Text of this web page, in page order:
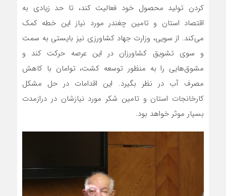
کردن تولید محصول خود فعالیت کند، تا حد زیادی به
اقتصاد استان و تامین چغندر مورد نیاز این خطه کمک
می‌کند. از سویی، وزارت جهاد کشاورزی نیز بایستی به سمت
و سوی تشویق کشاورزان در این عرصه حرکت کند و
مشوق‌هایی را به منظور توسعه کشت، توامان با کاهش
مصرف آب در نظر بگیرد. این اقدامات در حل مشکل
کارخانجات استان و تامین شکر مورد نیازشان در درازمدت
بسیار موثر خواهد بود.